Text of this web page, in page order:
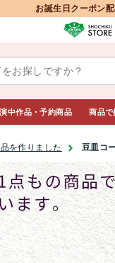
お誕生日クーポン配
中作品・予約商品 商品で
を作りました 豆皿コ